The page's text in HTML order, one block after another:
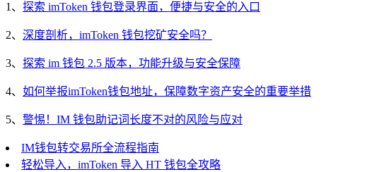
1、 探索 imToken 钱包登录界面，便捷与安全的入口
2、 深度剖析，imToken 钱包挖矿安全吗？
3、 探索 im 钱包 2.5 版本，功能升级与安全保障
4、 如何举报imToken钱包地址，保障数字资产安全的重要举措
5、 警惕！IM 钱包助记词长度不对的风险与应对
IM钱包转交易所全流程指南
轻松导入，imToken 导入 HT 钱包全攻略